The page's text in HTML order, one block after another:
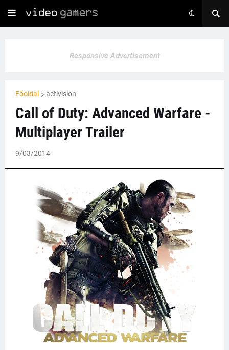
Responsive Advertisement
Főoldal activision
Call of Duty: Advanced Warfare -
Multiplayer Trailer
9/03/2014